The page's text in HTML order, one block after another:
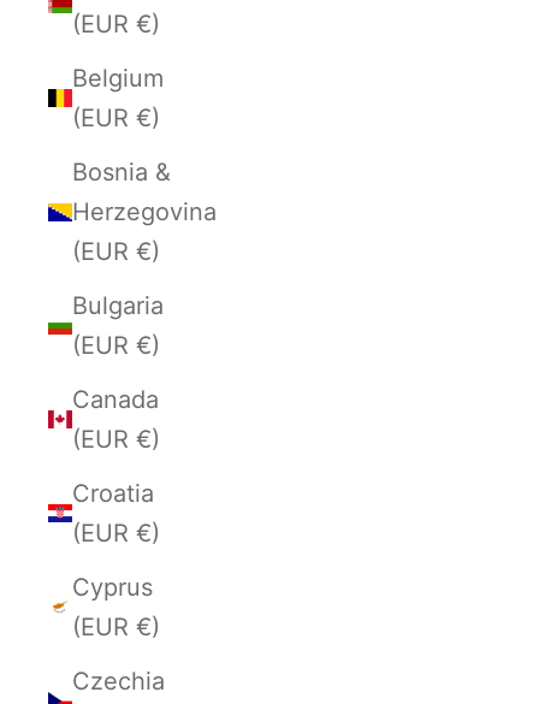
(EUR €)
Belgium
(EUR €)
Bosnia &
Herzegovina
(EUR €)
Bulgaria
(EUR €)
Canada
(EUR €)
Croatia
(EUR €)
Cyprus
(EUR €)
Czechia